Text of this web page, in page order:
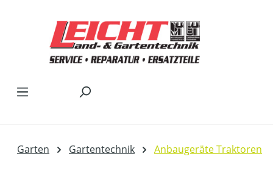
Garten Gartentechnik Anbaugeräte Traktoren